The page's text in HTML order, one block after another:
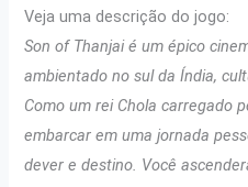
p
p
o
k
m
Veja uma descrição do jogo:
Son of Thanjai é um épico
ambientado no sul da Índia,
Como um rei Chola carregado
embarcar em uma jornada
dever e destino. Você